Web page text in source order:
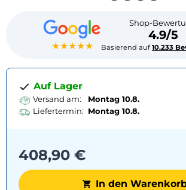
★★★★★
Shop-
4.9/5
Basierend auf10.233
Auf Lager
Versand am:
Montag 10.8.
Liefertermin: Montag 10.8.
408,90 €
In den